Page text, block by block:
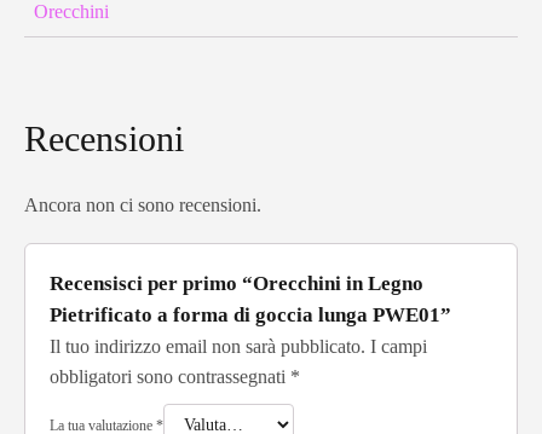
Orecchini
Recensioni
Ancora non ci sono recensioni.
Recensisci per primo “Orecchini in Legno
Pietrificato a forma di goccia lunga PWE01”
Il tuo indirizzo email non sarà pubblicato. I campi
obbligatori sono contrassegnati *
La tua valutazione *